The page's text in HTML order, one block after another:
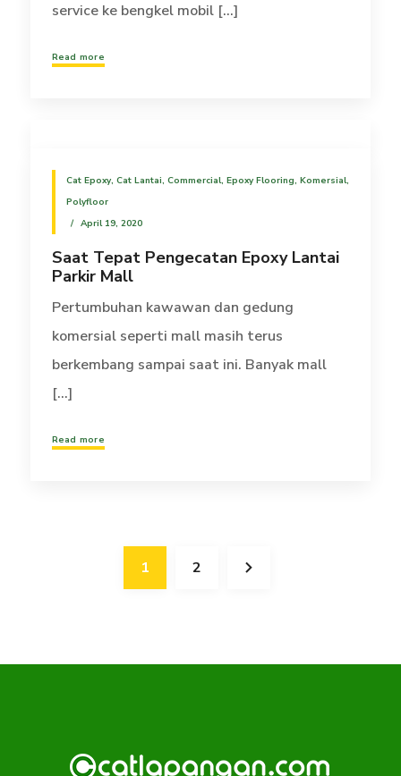
service ke bengkel mobil [...]
Read more
Cat Epoxy, Cat Lantai, Commercial, Epoxy Flooring, Komersial,
Polyfloor
April 19, 2020
Saat Tepat Pengecatan Epoxy Lantai
Parkir Mall
Pertumbuhan kawawan dan gedung
komersial seperti mall masih terus
berkembang sampai saat ini. Banyak mall
[...]
Read more
1 2